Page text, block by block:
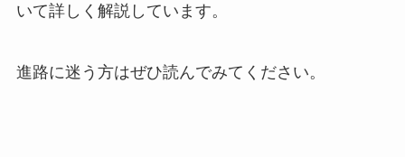
いて詳しく解説しています。
進路に迷う方はぜひ読んでみてください。